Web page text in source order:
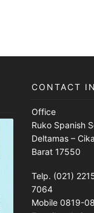
CONTACT
Office
Ruko Spanish
Deltamas –
Barat 17550
Telp. (021)
7064
Mobile 0819-